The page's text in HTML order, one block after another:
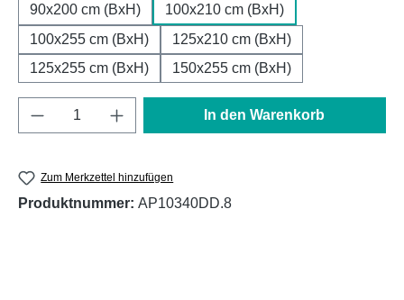
90x200 cm (BxH)
100x210 cm (BxH)
100x255 cm (BxH)
125x210 cm (BxH)
125x255 cm (BxH)
150x255 cm (BxH)
Produkt Anzahl: Gib den gewünschten
In den Warenkorb
Zum Merkzettel hinzufügen
Produktnummer: AP10340DD.8